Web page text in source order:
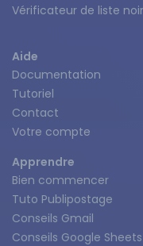
Vérificateur de liste
Aide
Documentation
Tutoriel
Contact
Votre compte
Apprendre
Bien commencer
Tuto Publipostage
Conseils Gmail
Conseils Google Sheets